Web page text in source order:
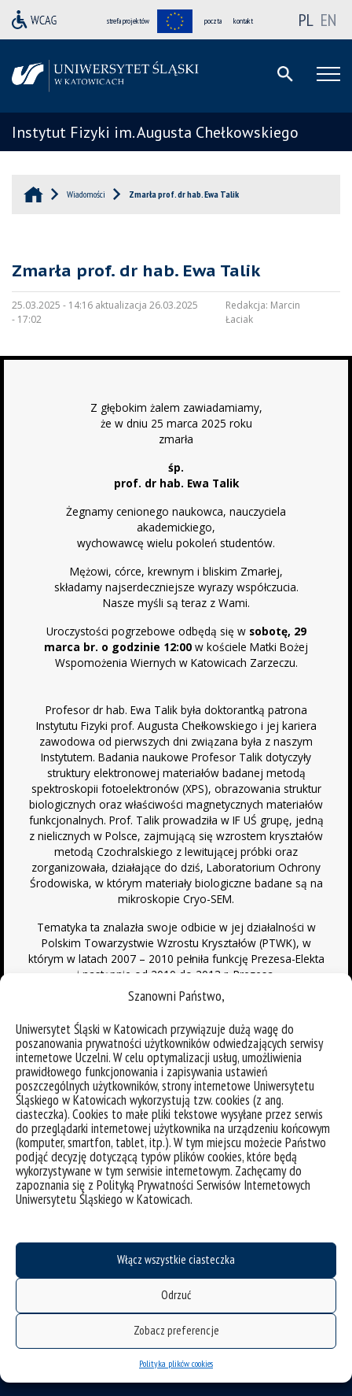
Szanowni Państwo,
Uniwersytet Śląski w Katowicach przywiązuje dużą wagę do
poszanowania prywatności użytkowników odwiedzających serwisy
internetowe Uczelni. W celu optymalizacji usług, umożliwienia
prawidłowego funkcjonowania i zapisywania ustawień
poszczególnych użytkowników, strony internetowe Uniwersytetu
Śląskiego w Katowicach wykorzystują tzw. cookies (z ang.
ciasteczka). Cookies to małe pliki tekstowe wysyłane przez serwis
do przeglądarki internetowej użytkownika na urządzeniu końcowym
(komputer, smartfon, tablet, itp.). W tym miejscu możecie Państwo
podjąć decyzję dotyczącą typów plików cookies, które będą
wykorzystywane w tym serwisie internetowym. Zachęcamy do
zapoznania się z Polityką Prywatności Serwisów Internetowych
Uniwersytetu Śląskiego w Katowicach.
Włącz wszystkie ciasteczka
Odrzuć
Zobacz preferencje
Polityka plików cookies
strefa projektów poczta kontakt PL EN
Instytut Fizyki im. Augusta Chełkowskiego
Wiadomości Zmarła prof. dr hab. Ewa Talik
Zmarła prof. dr hab. Ewa Talik
25.03.2025 - 14:16 aktualizacja 26.03.2025
- 17:02
Redakcja: Marcin
Łaciak
Z głębokim żalem zawiadamiamy,
że w dniu 25 marca 2025 roku
zmarła
śp.
prof. dr hab. Ewa Talik
Żegnamy cenionego naukowca, nauczyciela
akademickiego,
wychowawcę wielu pokoleń studentów.
Mężowi, córce, krewnym i bliskim Zmarłej,
składamy najserdeczniejsze wyrazy współczucia.
Nasze myśli są teraz z Wami.
Uroczystości pogrzebowe odbędą się w sobotę, 29
marca br. o godzinie 12:00 w kościele Matki Bożej
Wspomożenia Wiernych w Katowicach Zarzeczu.
Profesor dr hab. Ewa Talik była doktorantką patrona
Instytutu Fizyki prof. Augusta Chełkowskiego i jej kariera
zawodowa od pierwszych dni związana była z naszym
Instytutem. Badania naukowe Profesor Talik dotyczyły
struktury elektronowej materiałów badanej metodą
spektroskopii fotoelektronów (XPS), obrazowania struktur
biologicznych oraz właściwości magnetycznych materiałów
funkcjonalnych. Prof. Talik prowadziła w IF UŚ grupę, jedną
z nielicznych w Polsce, zajmującą się wzrostem kryształów
metodą Czochralskiego z lewitującej próbki oraz
zorganizowała, działające do dziś, Laboratorium Ochrony
Środowiska, w którym materiały biologiczne badane są na
mikroskopie Cryo-SEM.
Tematyka ta znalazła swoje odbicie w jej działalności w
Polskim Towarzystwie Wzrostu Kryształów (PTWK), w
którym w latach 2007 – 2010 pełniła funkcję Prezesa-Elekta
i następnie od 2010 do 2013 r. Prezesa.
W czasie jej kadencji, w 2011 roku, zrehabilitowano postać
profesora Jana Czochralskiego. Następnie, po jej
staraniach wraz z prof. Anną Pajączkowską, Sejm RP
uchwalił rok 2013 „Rokiem Jana Czochralskiego”, co
zbiegło się z ustanowieniem roku 2014 Międzynarodowym
Rokiem Krystalografii. W ramach jego obchodów Profesor
Talik była jedną z inicjatorek powstania Ogólnopolskiego
Konkursu Wzrostu Kryształów, którego już 13. edycja jest
nadal prowadzona przez Instytut Fizyki UŚ.